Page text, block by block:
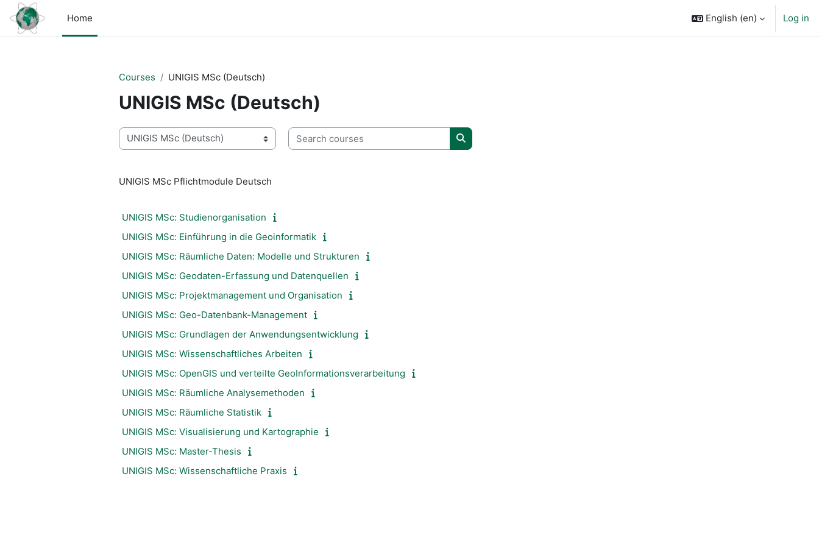
Skip to main content
Home
English ‎(en)‎ Log in
Courses UNIGIS MSc (Deutsch)
UNIGIS MSc (Deutsch)
Course categories
Search courses
Search courses
UNIGIS MSc Pflichtmodule Deutsch
UNIGIS MSc: Studienorganisation
UNIGIS MSc: Einführung in die Geoinformatik
UNIGIS MSc: Räumliche Daten: Modelle und Strukturen
UNIGIS MSc: Geodaten-Erfassung und Datenquellen
UNIGIS MSc: Projektmanagement und Organisation
UNIGIS MSc: Geo-Datenbank-Management
UNIGIS MSc: Grundlagen der Anwendungsentwicklung
UNIGIS MSc: Wissenschaftliches Arbeiten
UNIGIS MSc: OpenGIS und verteilte GeoInformationsverarbeitung
UNIGIS MSc: Räumliche Analysemethoden
UNIGIS MSc: Räumliche Statistik
UNIGIS MSc: Visualisierung und Kartographie
UNIGIS MSc: Master-Thesis
UNIGIS MSc: Wissenschaftliche Praxis